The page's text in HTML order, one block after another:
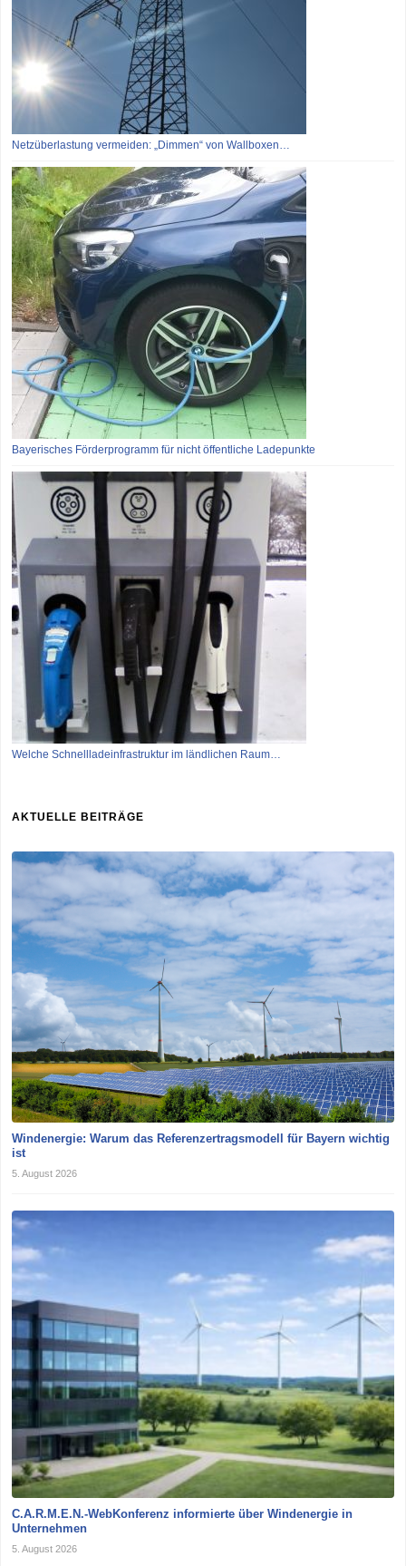
Netzüberlastung vermeiden: „Dimmen“ von Wallboxen…
Bayerisches Förderprogramm für nicht öffentliche Ladepunkte
Welche Schnellladeinfrastruktur im ländlichen Raum…
AKTUELLE BEITRÄGE
Windenergie: Warum das Referenzertragsmodell für Bayern wichtig
ist
5. August 2026
C.A.R.M.E.N.-WebKonferenz informierte über Windenergie in
Unternehmen
5. August 2026